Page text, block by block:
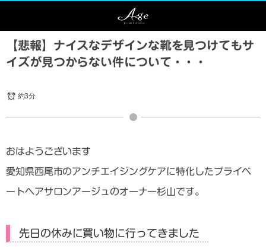
【悲報】ナイスなデザインな靴を見つけてもサ
イズが見つからない件について・・・
約3分
おはようございます
愛知県西尾市のアンチエイジングケアに特化したプライベ
ートヘアサロンアージュのオーナー杉山です。
先日の休みに買い物に行ってきました